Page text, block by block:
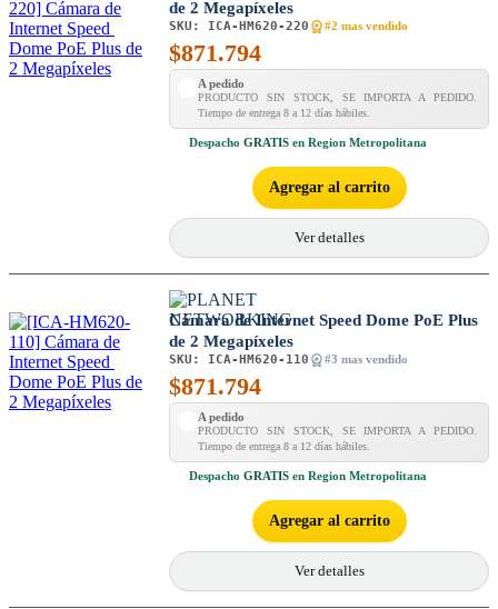
de 2 Megapíxeles
SKU: ICA-HM620-220 #2 mas vendido
$871.794
A pedido
PRODUCTO SIN STOCK, SE IMPORTA A PEDIDO.
Tiempo de entrega 8 a 12 días hábiles.
Despacho GRATIS en Region Metropolitana
Agregar al carrito
Ver detalles
Cámara de Internet Speed ​​Dome PoE Plus
de 2 Megapíxeles
SKU: ICA-HM620-110 #3 mas vendido
$871.794
A pedido
PRODUCTO SIN STOCK, SE IMPORTA A PEDIDO.
Tiempo de entrega 8 a 12 días hábiles.
Despacho GRATIS en Region Metropolitana
Agregar al carrito
Ver detalles